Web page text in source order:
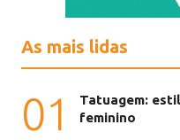
As mais lidas
01
Tatuagem:
feminino